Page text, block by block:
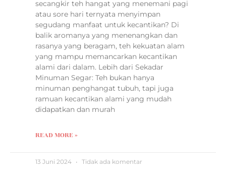
secangkir teh hangat yang menemani pagi
atau sore hari ternyata menyimpan
segudang manfaat untuk kecantikan? Di
balik aromanya yang menenangkan dan
rasanya yang beragam, teh kekuatan alam
yang mampu memancarkan kecantikan
alami dari dalam. Lebih dari Sekadar
Minuman Segar: Teh bukan hanya
minuman penghangat tubuh, tapi juga
ramuan kecantikan alami yang mudah
didapatkan dan murah
READ MORE »
13 Juni 2024 Tidak ada komentar